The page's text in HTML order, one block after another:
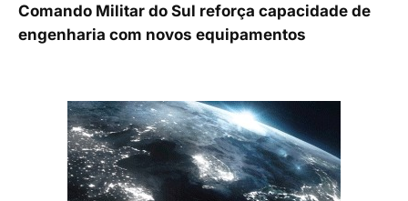
Comando Militar do Sul reforça capacidade de
engenharia com novos equipamentos